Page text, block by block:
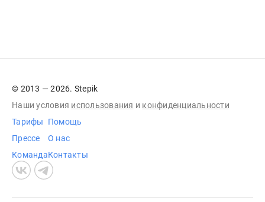
© 2013 — 2026. Stepik
Наши условия использования и конфиденциальности
Тарифы
Прессе
Команда
Помощь
О нас
Контакты